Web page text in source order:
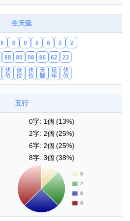
清除全部分類
生天延
8 8 0 8 6 2 2
88 80 08 86 62 22
伏
位
伏
位
伏
位
天
醫
延
年
伏
位
五行
0字: 1個 (13%)
2字: 2個 (25%)
6字: 2個 (25%)
8字: 3個 (38%)